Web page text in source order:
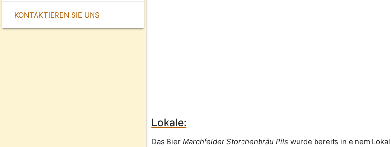
KONTAKTIEREN SIE UNS
Lokale:
Das BierMarchfelder Storchenbräu Pils wurde bereits in einem